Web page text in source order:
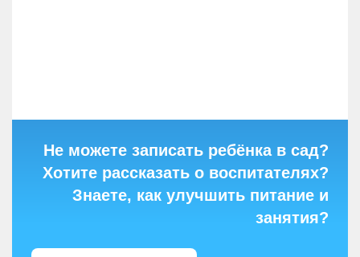
Не можете записать ребёнка в сад?
Хотите рассказать о воспитателях?
Знаете, как улучшить питание и
занятия?